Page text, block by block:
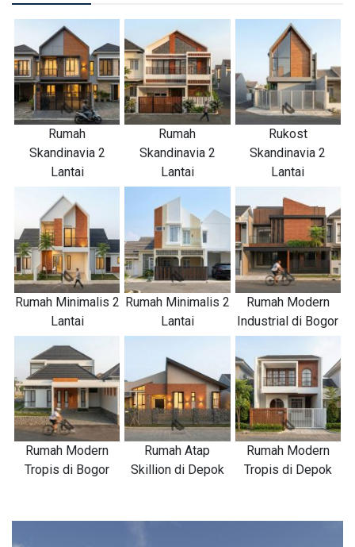
Rumah
Skandinavia 2
Lantai
Rumah
Skandinavia 2
Lantai
Rukost
Skandinavia 2
Lantai
Rumah Minimalis 2
Lantai
Rumah Minimalis 2
Lantai
Rumah Modern
Industrial di Bogor
Rumah Modern
Tropis di Bogor
Rumah Atap
Skillion di Depok
Rumah Modern
Tropis di Depok